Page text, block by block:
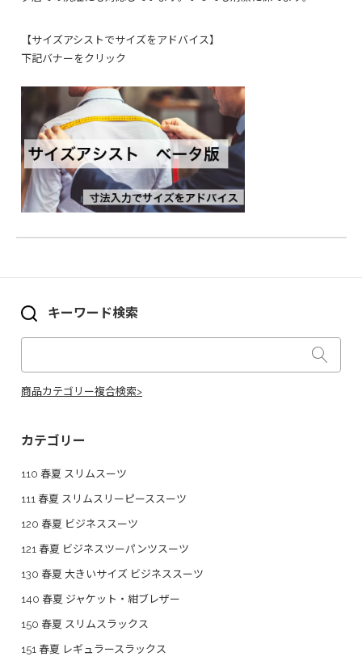
【サイズアシストでサイズをアドバイス】
下記バナーをクリック
キーワード検索
商品カテゴリー複合検索>
カテゴリー
110 春夏 スリムスーツ
111 春夏 スリムスリーピーススーツ
120 春夏 ビジネススーツ
121 春夏 ビジネスツーパンツスーツ
130 春夏 大きいサイズ ビジネススーツ
140 春夏 ジャケット・紺ブレザー
150 春夏 スリムスラックス
151 春夏 レギュラースラックス